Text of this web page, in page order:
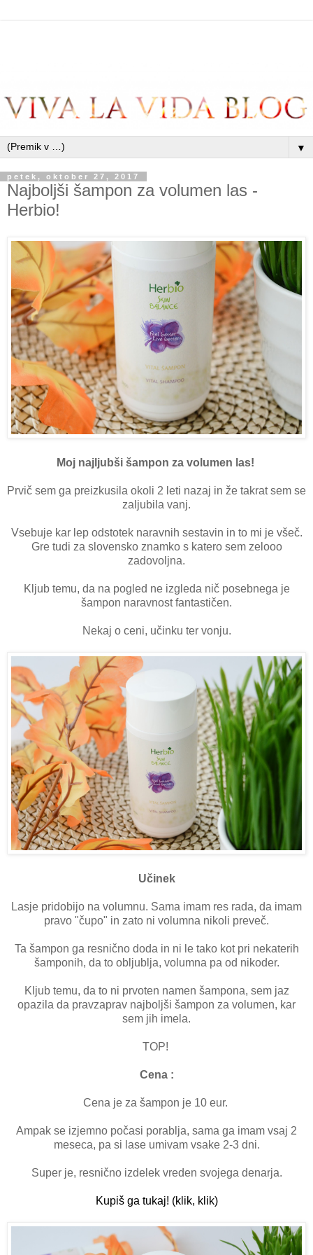
▼
petek, oktober 27, 2017
Najboljši šampon za volumen las -
Herbio!
Moj najljubši šampon za volumen las!
Prvič sem ga preizkusila okoli 2 leti nazaj in že takrat sem se
zaljubila vanj.
Vsebuje kar lep odstotek naravnih sestavin in to mi je všeč.
Gre tudi za slovensko znamko s katero sem zelooo
zadovoljna.
Kljub temu, da na pogled ne izgleda nič posebnega je
šampon naravnost fantastičen.
Nekaj o ceni, učinku ter vonju.
Učinek
Lasje pridobijo na volumnu. Sama imam res rada, da imam
pravo "čupo" in zato ni volumna nikoli preveč.
Ta šampon ga resnično doda in ni le tako kot pri nekaterih
šamponih, da to obljublja, volumna pa od nikoder.
Kljub temu, da to ni prvoten namen šampona, sem jaz
opazila da pravzaprav najboljši šampon za volumen, kar
sem jih imela.
TOP!
Cena :
Cena je za šampon je 10 eur.
Ampak se izjemno počasi porablja, sama ga imam vsaj 2
meseca, pa si lase umivam vsake 2-3 dni.
Super je, resnično izdelek vreden svojega denarja.
Kupiš ga tukaj! (klik, klik)